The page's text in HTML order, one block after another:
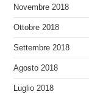
Novembre 2018
Ottobre 2018
Settembre 2018
Agosto 2018
Luglio 2018